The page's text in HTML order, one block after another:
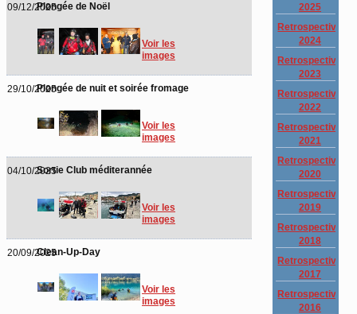
09/12/2025Plongée de Noël
Voir les
images
29/10/2025Plongée de nuit et soirée fromage
Voir les
images
04/10/2025Sortie Club méditerannée
Voir les
images
20/09/2025Clean-Up-Day
Voir les
images
2025
Retrospective
2024
Retrospective
2023
Retrospective
2022
Retrospective
2021
Retrospective
2020
Retrospective
2019
Retrospective
2018
Retrospective
2017
Retrospective
2016